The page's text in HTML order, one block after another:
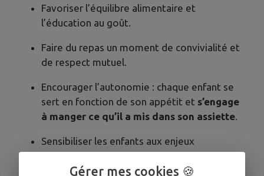
Favoriser l’équilibre alimentaire et
l’éducation au goût.
Faire du repas un moment de convivialité et
de respect mutuel.
Encourager l’autonomie : chaque enfant se
sert en fonction de son appétit et s’engage
à manger ce qu’il a mis dans son assiette.
Sensibiliser les enfants aux enjeux
environnementaux à travers la réduction du
gaspillage.Gérer mes cookies 🍪